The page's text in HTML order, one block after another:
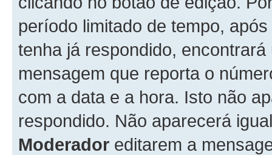
período limitado de tempo,
tenha já respondido,
mensagem que reporta o
com a data e a hora. Isto não
respondido. Não aparecerá
Moderador editarem a